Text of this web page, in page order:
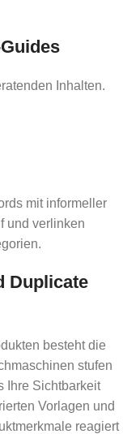
Inhalten.
mit informeller
und verlinken
Duplicate
besteht die
stufen
Ihre Sichtbarkeit
Vorlagen und
reagiert